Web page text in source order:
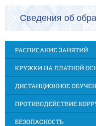
Сведения об
РАСПИСАНИЕ ЗАНЯТИЙ
КРУЖКИ НА ПЛАТНОЙ
ДИСТАНЦИОННОЕ
ПРОТИВОДЕЙСТВИЕ
БЕЗОПАСНОСТЬ